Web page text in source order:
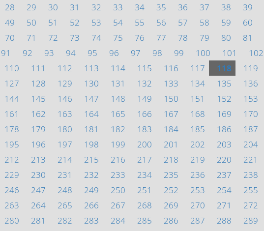
28 29 30 31 32 33 34 35 36 37 38 39
49 50 51 52 53 54 55 56 57 58 59 60
70 71 72 73 74 75 76 77 78 79 80 81
91 92 93 94 95 96 97 98 99 100 101 102
110 111 112 113 114 115 116 117 118 119
127 128 129 130 131 132 133 134 135 136
144 145 146 147 148 149 150 151 152 153
161 162 163 164 165 166 167 168 169 170
178 179 180 181 182 183 184 185 186 187
195 196 197 198 199 200 201 202 203 204
212 213 214 215 216 217 218 219 220 221
229 230 231 232 233 234 235 236 237 238
246 247 248 249 250 251 252 253 254 255
263 264 265 266 267 268 269 270 271 272
280 281 282 283 284 285 286 287 288 289